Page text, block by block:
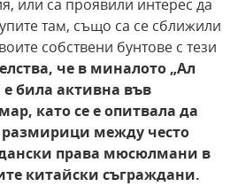
или са проявили интерес да
там, също са се сближили
собствени бунтове с тези
че в миналото „Ал
била активна във
като се е опитвала да
размирици между често
права мюсюлмани в
китайски съграждани.